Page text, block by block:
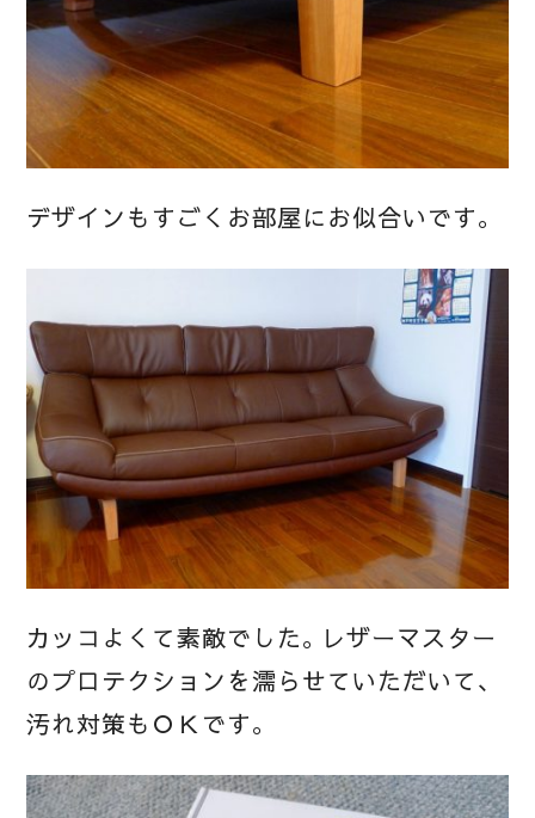
デザインもすごくお部屋にお似合いです。
カッコよくて素敵でした。レザーマスター
のプロテクションを濡らせていただいて、
汚れ対策もＯＫです。